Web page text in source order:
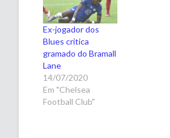
Ex-jogador dos
Blues critica
gramado do Bramall
Lane
14/07/2020
Em "Chelsea
Football Club"